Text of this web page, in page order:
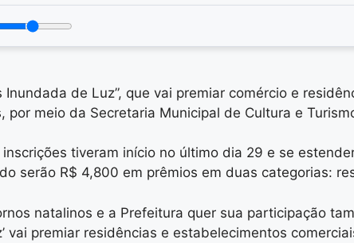
de Luz”, que vai premiar comércio e
meio da Secretaria Municipal de Cultura e
tiveram início no último dia 29 e se
serão R$ 4,800 em prêmios em duas categorias:
natalinos e a Prefeitura quer sua participação
vai premiar residências e estabelecimentos